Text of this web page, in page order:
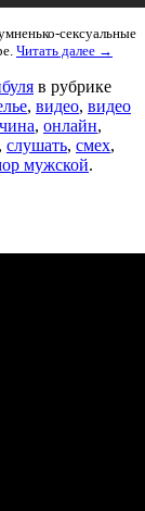
сексуальные
Читать далее →
в рубрике
, видео, видео
, онлайн,
, слушать, смех,
мужской.